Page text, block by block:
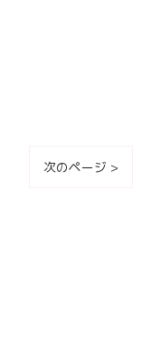
次のページ >